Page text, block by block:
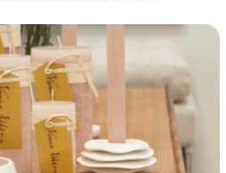
anvendelse og